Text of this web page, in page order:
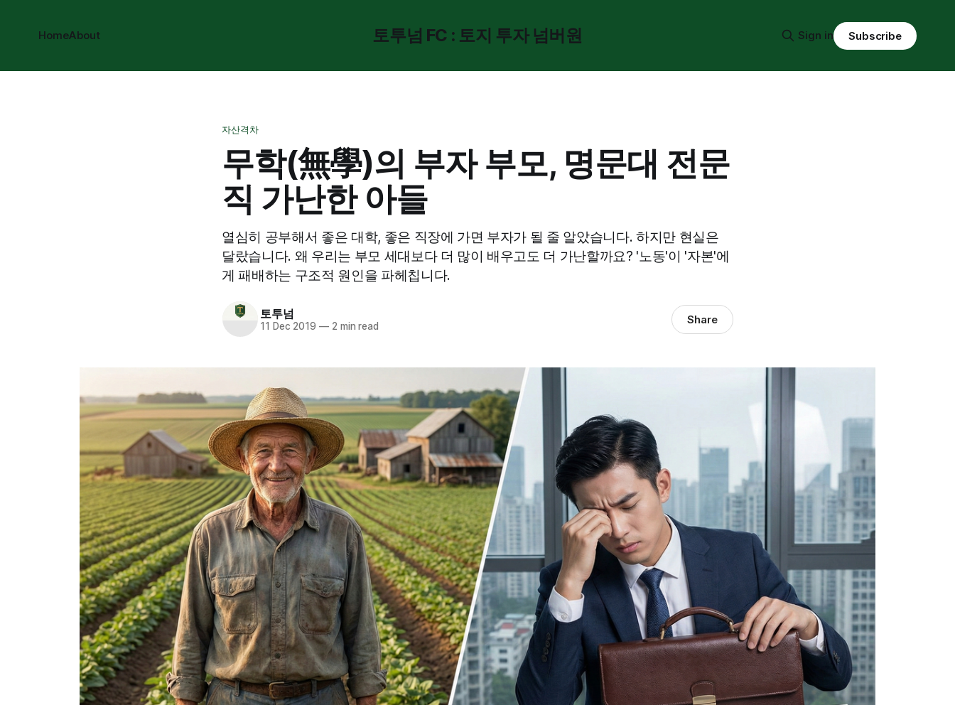
토투넘 FC : 토지 투자 넘버원
HomeAbout Sign in Subscribe
자산격차
무학(無學)의 부자 부모, 명문대 전문
직 가난한 아들
열심히 공부해서 좋은 대학, 좋은 직장에 가면 부자가 될 줄 알았습니다. 하지만 현실은
달랐습니다. 왜 우리는 부모 세대보다 더 많이 배우고도 더 가난할까요? '노동'이 '자본'에
게 패배하는 구조적 원인을 파헤칩니다.
토투넘
11 Dec 2019 —2 min read Share